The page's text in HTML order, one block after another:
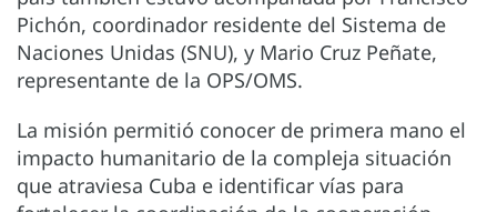
Pichón, coordinador residente del Sistema de
Naciones Unidas (SNU), y Mario Cruz Peñate,
representante de la OPS/OMS.
La misión permitió conocer de primera mano el
impacto humanitario de la compleja situación
que atraviesa Cuba e identificar vías para